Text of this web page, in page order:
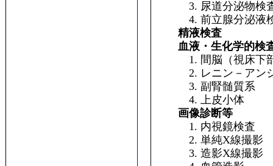
3. 尿道分泌物検
4. 前立腺分泌液
精液検査
血液・生化学的検
1. 間脳（視床下部
2. レニン－アンジ
3. 副腎髄質系
4. 上皮小体
画像診断等
1. 内視鏡検査
2. 単純X線撮影
3. 造影X線撮影